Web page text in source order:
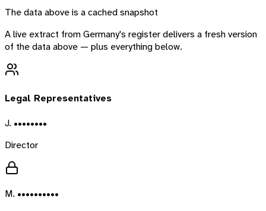
The data above is a cached snapshot
A live extract fromGermany's register delivers a fresh version
of the data above — plus everything below.
Legal Representatives
J. ••••••••
Director
M. ••••••••••